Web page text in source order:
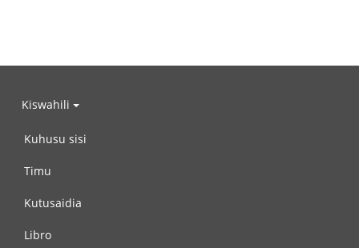
Kiswahili
Kuhusu sisi
Timu
Kutusaidia
Libro